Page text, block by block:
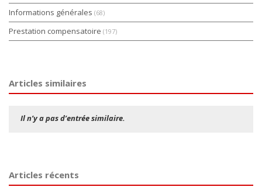
Informations générales (68)
Prestation compensatoire (197)
Articles similaires
Il n’y a pas d’entrée similaire.
Articles récents